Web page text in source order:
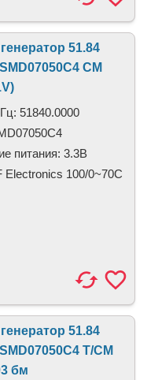
51.84
CM
51840.0000
питания: 3.3В
Electronics 100/0~70C
51.84
T/CM
бм